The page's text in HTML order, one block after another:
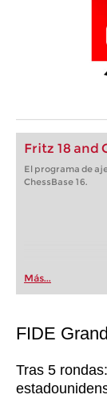
Fritz 18 and
El programa de
ChessBase 16.
Más...
FIDE
Tras 5